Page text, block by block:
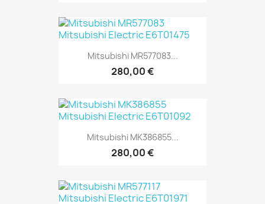
Mitsubishi MR577083...
280,00 €
Mitsubishi MK386855...
280,00 €